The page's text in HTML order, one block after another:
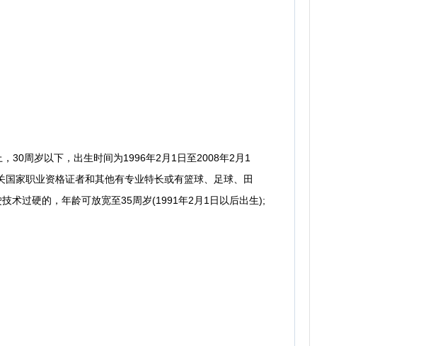
周岁以下，出生时间为1996年2月1日至2008年2月1
家职业资格证者和其他有专业特长或有篮球、足球、田
术过硬的，年龄可放宽至35周岁(1991年2月1日以后出生);